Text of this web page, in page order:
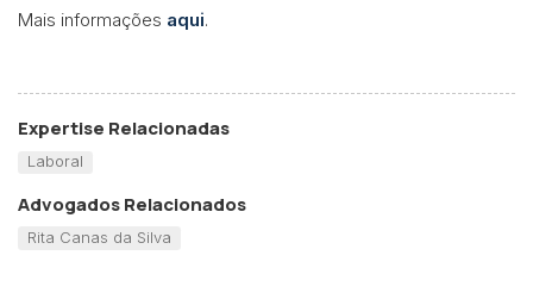
Mais informações aqui.
Expertise Relacionadas
Laboral
Advogados Relacionados
Rita Canas da Silva